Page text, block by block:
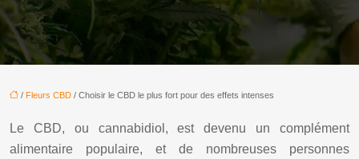
/ Fleurs CBD / Choisir le CBD le plus fort pour des effets intenses
Le CBD, ou cannabidiol, est devenu un complément
alimentaire populaire, et de nombreuses personnes